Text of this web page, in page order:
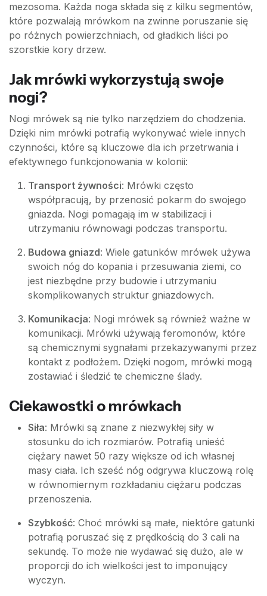
mezosoma. Każda noga składa się z kilku segmentów,
które pozwalają mrówkom na zwinne poruszanie się
po różnych powierzchniach, od gładkich liści po
szorstkie kory drzew.
Jak mrówki wykorzystują swoje
nogi?
Nogi mrówek są nie tylko narzędziem do chodzenia.
Dzięki nim mrówki potrafią wykonywać wiele innych
czynności, które są kluczowe dla ich przetrwania i
efektywnego funkcjonowania w kolonii:
Transport żywności: Mrówki często
współpracują, by przenosić pokarm do swojego
gniazda. Nogi pomagają im w stabilizacji i
utrzymaniu równowagi podczas transportu.
Budowa gniazd: Wiele gatunków mrówek używa
swoich nóg do kopania i przesuwania ziemi, co
jest niezbędne przy budowie i utrzymaniu
skomplikowanych struktur gniazdowych.
Komunikacja: Nogi mrówek są również ważne w
komunikacji. Mrówki używają feromonów, które
są chemicznymi sygnałami przekazywanymi przez
kontakt z podłożem. Dzięki nogom, mrówki mogą
zostawiać i śledzić te chemiczne ślady.
Ciekawostki o mrówkach
Siła: Mrówki są znane z niezwykłej siły w
stosunku do ich rozmiarów. Potrafią unieść
ciężary nawet 50 razy większe od ich własnej
masy ciała. Ich sześć nóg odgrywa kluczową rolę
w równomiernym rozkładaniu ciężaru podczas
przenoszenia.
Szybkość: Choć mrówki są małe, niektóre gatunki
potrafią poruszać się z prędkością do 3 cali na
sekundę. To może nie wydawać się dużo, ale w
proporcji do ich wielkości jest to imponujący
wyczyn.